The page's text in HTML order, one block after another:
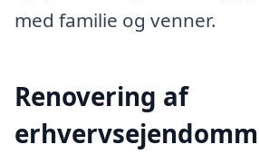
med familie og venner.
Renovering af